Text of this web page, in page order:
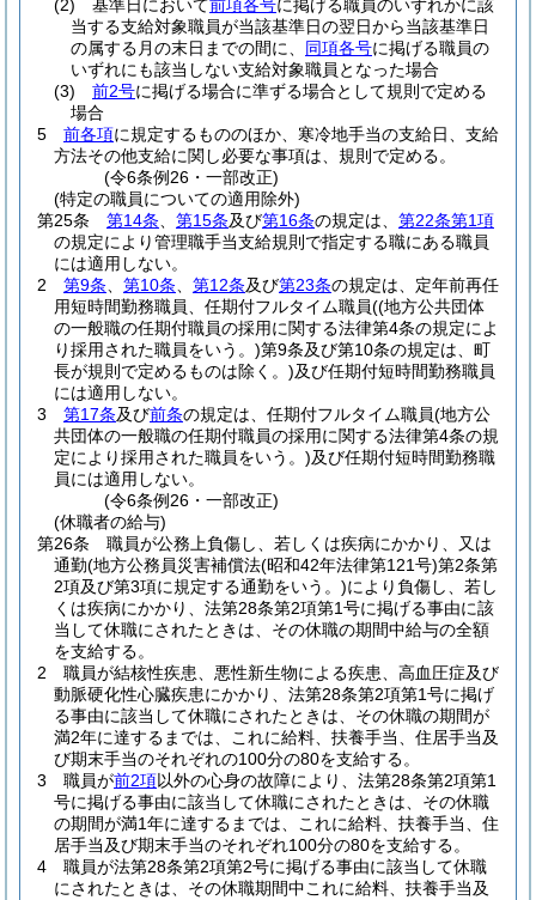
(2)
基準日において前項各号に掲げる職員のいずれかに該
当する支給対象職員が当該基準日の翌日から当該基準日
の属する月の末日までの間に、 同項各号に掲げる職員の
いずれにも該当しない支給対象職員となった場合
(3)
前2号に掲げる場合に準ずる場合として規則で定める
場合
5
前各項に規定するもののほか、寒冷地手当の支給日、支給
方法その他支給に関し必要な事項は、規則で定める。
(令6条例26・一部改正)
(特定の職員についての適用除外)
第25条
第14条 第15条及び第16条の規定は、 第22条第1項
の規定により管理職手当支給規則で指定する職にある職員
には適用しない。
2
第9条 第10条 第12条及び第23条の規定は、定年前再任
用短時間勤務職員、任期付フルタイム職員((地方公共団体
の一般職の任期付職員の採用に関する法律第4条の規定によ
り採用された職員をいう。)第9条及び第10条の規定は、町
長が規則で定めるものは除く。)及び任期付短時間勤務職員
には適用しない。
3
第17条及び前条の規定は、任期付フルタイム職員(地方公
共団体の一般職の任期付職員の採用に関する法律第4条の規
定により採用された職員をいう。)及び任期付短時間勤務職
員には適用しない。
(令6条例26・一部改正)
(休職者の給与)
第26条
職員が公務上負傷し、若しくは疾病にかかり、又は
通勤(地方公務員災害補償法(昭和42年法律第121号)第2条第
2項及び第3項に規定する通勤をいう。)により負傷し、若し
くは疾病にかかり、法第28条第2項第1号に掲げる事由に該
当して休職にされたときは、その休職の期間中給与の全額
を支給する。
2
職員が結核性疾患、悪性新生物による疾患、高血圧症及び
動脈硬化性心臓疾患にかかり、法第28条第2項第1号に掲げ
る事由に該当して休職にされたときは、その休職の期間が
満2年に達するまでは、これに給料、扶養手当、住居手当及
び期末手当のそれぞれの100分の80を支給する。
3
職員が前2項以外の心身の故障により、法第28条第2項第1
号に掲げる事由に該当して休職にされたときは、その休職
の期間が満1年に達するまでは、これに給料、扶養手当、住
居手当及び期末手当のそれぞれ100分の80を支給する。
4
職員が法第28条第2項第2号に掲げる事由に該当して休職
にされたときは、その休職期間中これに給料、扶養手当及